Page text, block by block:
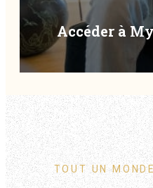
Accéder à
TOUT UN